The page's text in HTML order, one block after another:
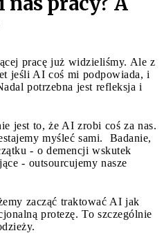
pracę już widzieliśmy. Ale z
jeśli AI coś mi podpowiada, i
potrzebna jest refleksja i
jest to, że AI zrobi coś za nas.
myśleć sami. Badanie,
- o demencji wskutek
- outsourcujemy nasze
zacząć traktować AI jak
protezę. To szczególnie